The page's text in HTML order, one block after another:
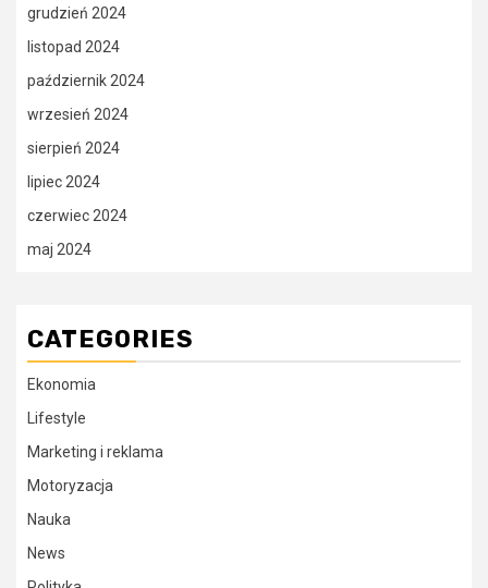
grudzień 2024
listopad 2024
październik 2024
wrzesień 2024
sierpień 2024
lipiec 2024
czerwiec 2024
maj 2024
CATEGORIES
Ekonomia
Lifestyle
Marketing i reklama
Motoryzacja
Nauka
News